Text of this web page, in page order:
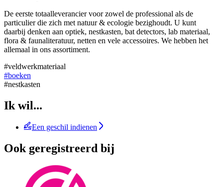
De eerste totaalleverancier voor zowel de professional als de
particulier die zich met natuur & ecologie bezighoudt. U kunt
daarbij denken aan optiek, nestkasten, bat detectors, lab materiaal,
flora & faunaliteratuur, netten en vele accessoires. We hebben het
allemaal in ons assortiment.
#veldwerkmateriaal
#boeken
#nestkasten
Ik wil...
Een geschil indienen
Ook geregistreerd bij